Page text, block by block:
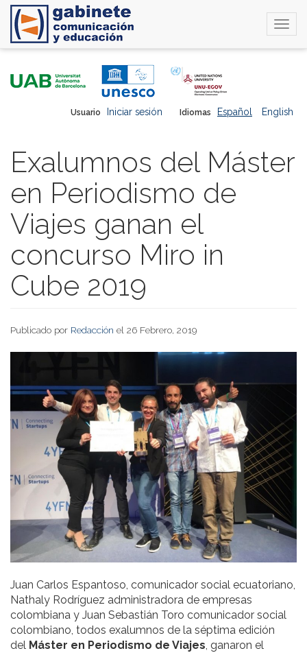
Idiomas Español English
Usuario Iniciar sesión
Exalumnos del Máster
en Periodismo de
Viajes ganan el
concurso Miro in
Cube 2019
Publicado por Redacción el 26 Febrero, 2019
Juan Carlos Espantoso, comunicador social ecuatoriano,
Nathaly Rodríguez administradora de empresas
colombiana y Juan Sebastián Toro comunicador social
colombiano, todos exalumnos de la séptima edición
del Máster en Periodismo de Viajes, ganaron el